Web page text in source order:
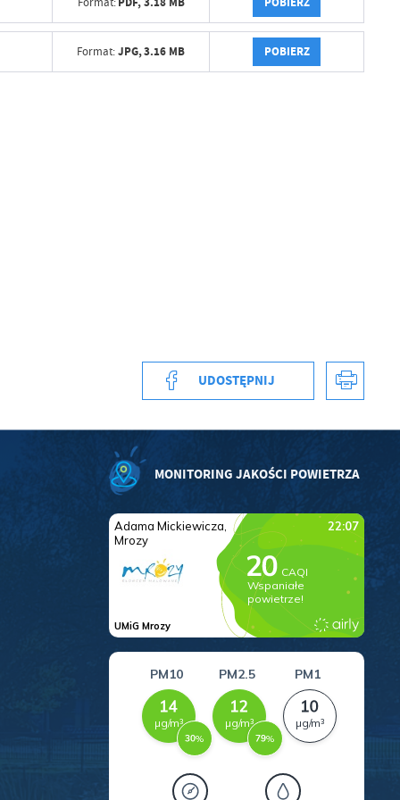
Format:JPG,3.16 MB POBIERZ
UDOSTĘPNIJ
MONITORING JAKOŚCI POWIETRZA